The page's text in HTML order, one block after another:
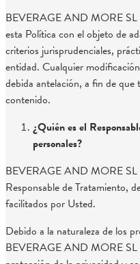
BEVERAGE AND MORE SL
esta Política con el objeto de
criterios jurisprudenciales,
entidad. Cualquier
debida antelación, a fin de
contenido.
¿Quién es el
personales?
BEVERAGE AND MORE SL
Responsable de Tratamiento,
facilitados por Usted.
Debido a la naturaleza de los
BEVERAGE AND MORE SL